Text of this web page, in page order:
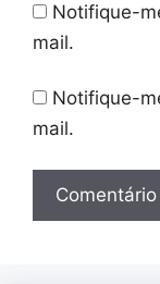
Notifique-
mail.
Notifique-
mail.